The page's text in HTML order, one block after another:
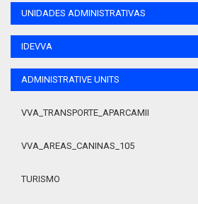
UNIDADES ADMINISTRATIVAS
IDEVVA
ADMINISTRATIVE UNITS
VVA_AREAS_CANINAS_105
TURISMO